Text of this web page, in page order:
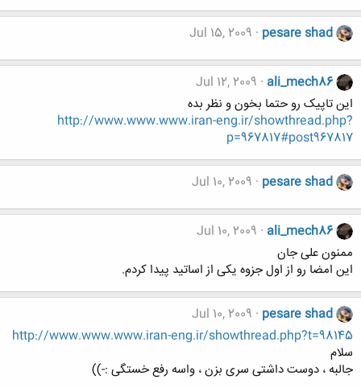
pesare shad
Jul 15, 2009
ali_mech86
Jul 12, 2009
این تاپیک رو حتما بخون و نظر بده
http://www.www.www.iran-eng.ir/showthread.php?
p=967817#post967817
pesare shad
Jul 10, 2009
ali_mech86
Jul 10, 2009
ممنون علی جان
این امضا رو از اول جزوه یکی از اساتید پیدا کردم.
pesare shad
Jul 10, 2009
http://www.www.www.iran-eng.ir/showthread.php?t=98145
سلام
جالبه ، دوست داشتی سری بزن ، واسه رفع خستگی :-))